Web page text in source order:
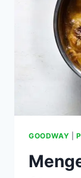
GOODWAY